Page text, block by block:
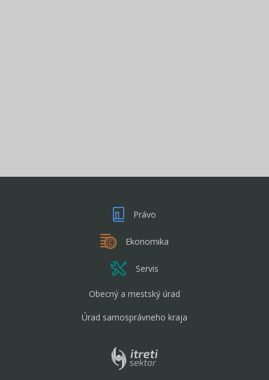
Právo
Ekonomika
Servis
Obecný a mestský úrad
Úrad samosprávneho kraja